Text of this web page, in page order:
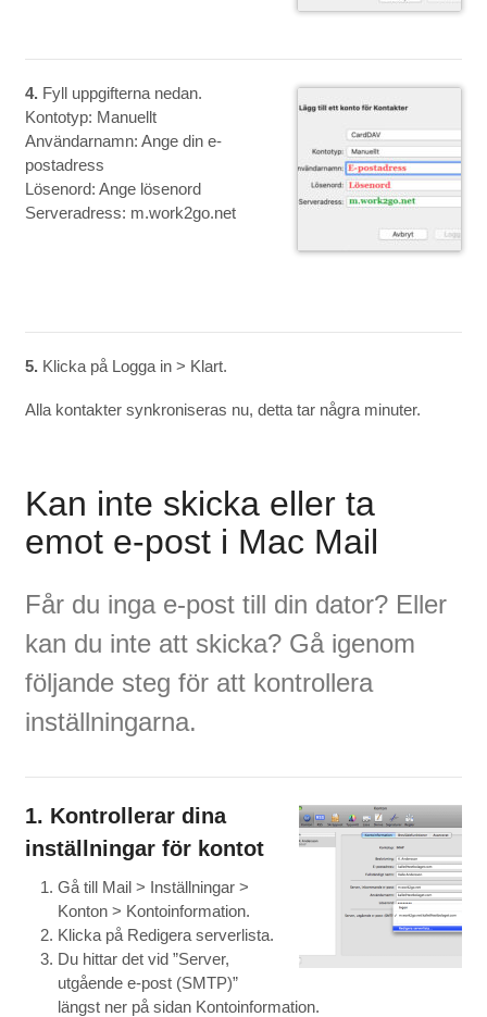
4.Fyll uppgifterna nedan.
Kontotyp: Manuellt
Användarnamn: Ange din e-
postadress
Lösenord: Ange lösenord
Serveradress: m.work2go.net
5.Klicka på Logga in > Klart.
Alla kontakter synkroniseras nu, detta tar några minuter.
Kan inte skicka eller ta
emot e-post i Mac Mail
Får du inga e-post till din dator? Eller
kan du inte att skicka? Gå igenom
följande steg för att kontrollera
inställningarna.
1. Kontrollerar dina
inställningar för kontot
Gå till Mail > Inställningar >
Konton > Kontoinformation.
Klicka på Redigera serverlista.
Du hittar det vid ”Server,
utgående e-post (SMTP)”
längst ner på sidan Kontoinformation.